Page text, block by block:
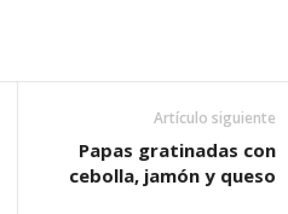
Artículo siguiente
Papas gratinadas con
cebolla, jamón y queso